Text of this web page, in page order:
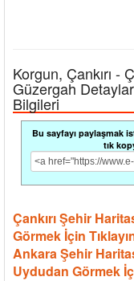
Korgun, Çankırı -
Güzergah
Bilgileri
Bu sayfayı paylaşmak
tık
Çankırı Şehir
Görmek İçin
Ankara Şehir
Uydudan Görmek